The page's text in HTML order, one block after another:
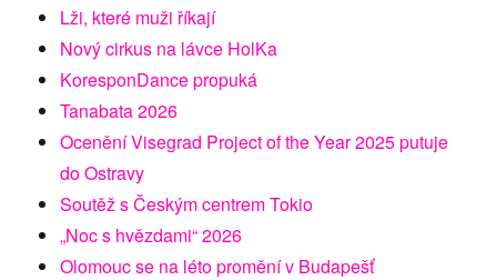
Lži, které muži říkají
Nový cirkus na lávce HolKa
KoresponDance propuká
Tanabata 2026
Ocenění Visegrad Project of the Year 2025 putuje
do Ostravy
Soutěž s Českým centrem Tokio
„Noc s hvězdami“ 2026
Olomouc se na léto promění v Budapešť